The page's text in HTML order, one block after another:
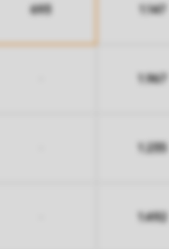
693 1.147
1.967
1.235
1.492